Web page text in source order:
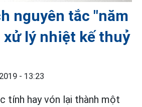
nguyên tắc "năm
xử lý nhiệt kế thuỷ
- 13:23
tính hay vón lại thành một